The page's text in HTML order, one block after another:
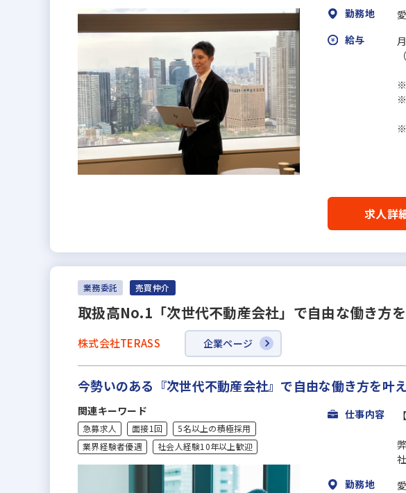
勤務地
給与
求人詳
業務委託 売買仲介
取扱高No.1「次世代不動産会社」で自由な働き方
株式会社TERASS 企業ページ
今勢いのある『次世代不動産会社』で自由な働き方を叶
関連キーワード
急募求人 面接1回
5名以上の積極採用
業界経験者優遇
社会人経験10年以上歓迎
仕事内容
勤務地